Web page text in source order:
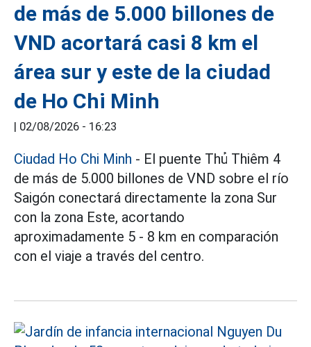
de más de 5.000 billones de
VND acortará casi 8 km el
área sur y este de la ciudad
de Ho Chi Minh
| 02/08/2026 - 16:23
Ciudad Ho Chi Minh - El puente Thủ Thiêm 4
de más de 5.000 billones de VND sobre el río
Saigón conectará directamente la zona Sur
con la zona Este, acortando
aproximadamente 5 - 8 km en comparación
con el viaje a través del centro.